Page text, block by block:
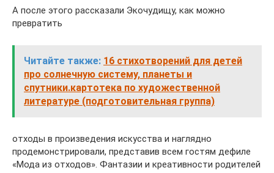
А после этого рассказали Экочудищу, как можно
превратить
Читайте также: 16 стихотворений для детей
про солнечную систему, планеты и
спутники.картотека по художественной
литературе (подготовительная группа)
отходы в произведения искусства и наглядно
продемонстрировали, представив всем гостям дефиле
«Мода из отходов». Фантазии и креативности родителей